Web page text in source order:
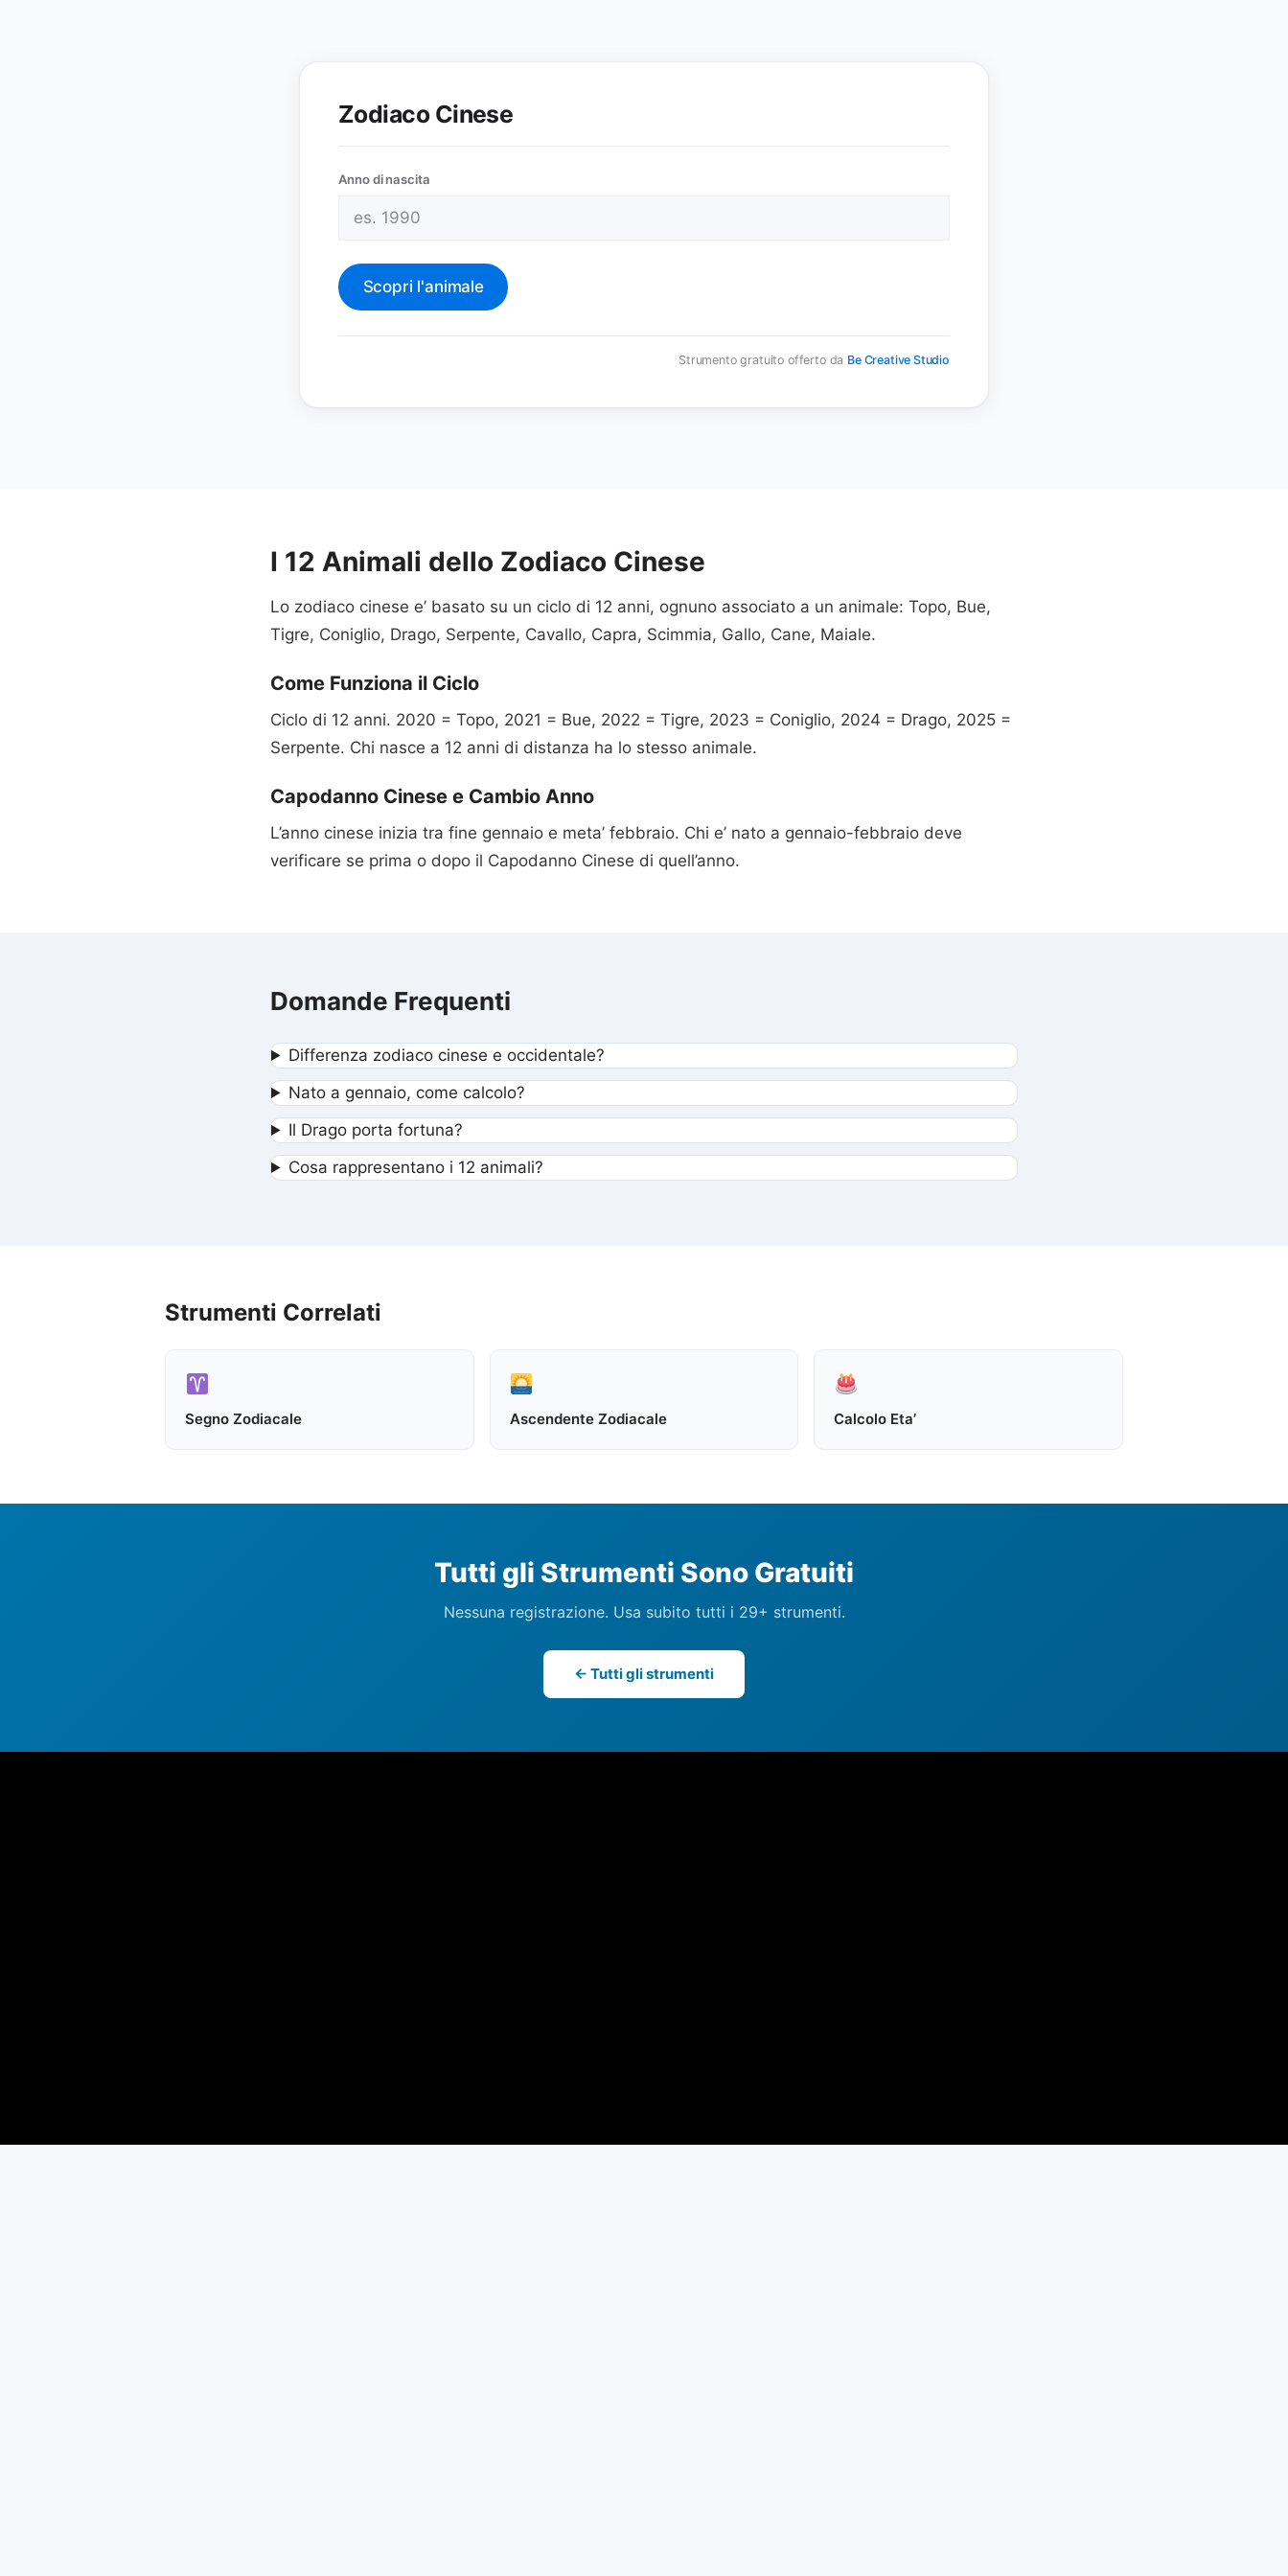
Zodiaco Cinese
Anno di nascita
Scopri l'animale
Strumento gratuito offerto da Be Creative Studio
I 12 Animali dello Zodiaco Cinese
Lo zodiaco cinese e’ basato su un ciclo di 12 anni, ognuno associato a un animale: Topo, Bue,
Tigre, Coniglio, Drago, Serpente, Cavallo, Capra, Scimmia, Gallo, Cane, Maiale.
Come Funziona il Ciclo
Ciclo di 12 anni. 2020 = Topo, 2021 = Bue, 2022 = Tigre, 2023 = Coniglio, 2024 = Drago, 2025 =
Serpente. Chi nasce a 12 anni di distanza ha lo stesso animale.
Capodanno Cinese e Cambio Anno
L’anno cinese inizia tra fine gennaio e meta’ febbraio. Chi e’ nato a gennaio-febbraio deve
verificare se prima o dopo il Capodanno Cinese di quell’anno.
Domande Frequenti
Differenza zodiaco cinese e occidentale?
Nato a gennaio, come calcolo?
Il Drago porta fortuna?
Cosa rappresentano i 12 animali?
Strumenti Correlati
Segno Zodiacale Ascendente Zodiacale Calcolo Eta’
Tutti gli Strumenti Sono Gratuiti
Nessuna registrazione. Usa subito tutti i 29+ strumenti.
← Tutti gli strumenti